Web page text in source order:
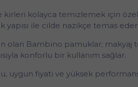
kolayca temizlemek için
ile cilde nazikçe temas
olan Bambino pamuklar;
konforlu bir kullanım sağlar.
fiyatı ve yüksek